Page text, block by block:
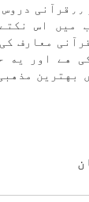
میں اس
معارف
هے اور يه
بهترين